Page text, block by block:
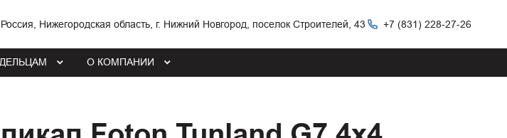
Нижегородская область, г. Нижний Новгород, поселок Строителей, 43 +7 (831) 228-27-26
О КОМПАНИИ